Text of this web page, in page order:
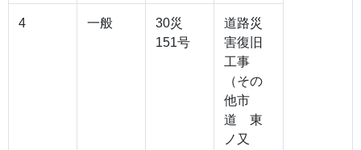
4 一般
30災
151号
道路災
害復旧
工事
（その
他市
道 東
ノ又